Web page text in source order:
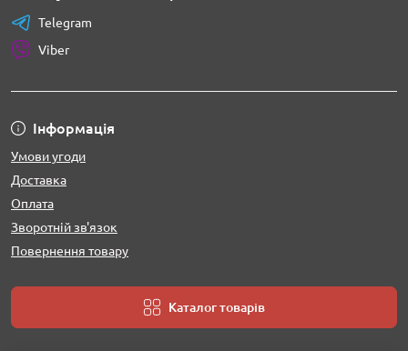
Інформація
Умови угоди
Доставка
Оплата
Зворотній зв'язок
Повернення товару
Каталог товарів
Telegram
Viber